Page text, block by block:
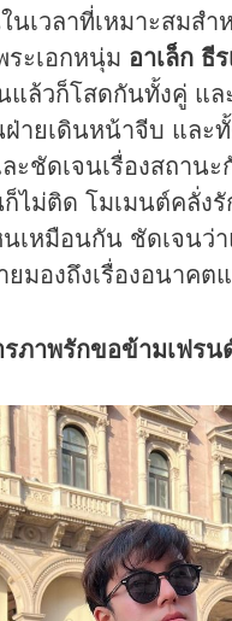
นเวลาที่เหมาะสมส
ระเอกหนุ่ม อาเล็ก ธี
แล้วก็โสดกันทั้งคู่ แ
ายเดินหน้าจีบ และ
ชัดเจนเรื่องสถาน
ไม่ติด โมเมนต์คลั่ง
เหมือนกัน ชัดเจนว่
มองถึงเรื่องอนาคต
รภาพรักขอข้ามเฟร